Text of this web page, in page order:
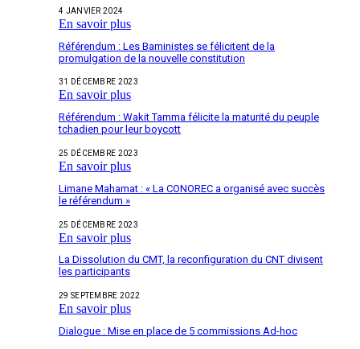
4 JANVIER 2024
En savoir plus
Référendum : Les Baministes se félicitent de la
promulgation de la nouvelle constitution
31 DÉCEMBRE 2023
En savoir plus
Référendum : Wakit Tamma félicite la maturité du peuple
tchadien pour leur boycott
25 DÉCEMBRE 2023
En savoir plus
Limane Mahamat : « La CONOREC a organisé avec succès
le référendum »
25 DÉCEMBRE 2023
En savoir plus
La Dissolution du CMT, la reconfiguration du CNT divisent
les participants
29 SEPTEMBRE 2022
En savoir plus
Dialogue : Mise en place de 5 commissions Ad-hoc